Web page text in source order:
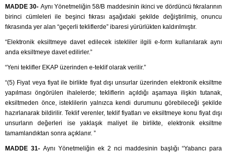
MADDE 30- Aynı Yönetmeliğin 58/B maddesinin ikinci ve dördüncü fıkralarının
birinci cümleleri ile beşinci fıkrası aşağıdaki şekilde değiştirilmiş, onuncu
fıkrasında yer alan “geçerli tekliflerde” ibaresi yürürlükten kaldırılmıştır.
“Elektronik eksiltmeye davet edilecek istekliler ilgili e-form kullanılarak aynı
anda eksiltmeye davet edilirler.”
“Yeni teklifler EKAP üzerinden e-teklif olarak verilir.”
“(5) Fiyat veya fiyat ile birlikte fiyat dışı unsurlar üzerinden elektronik eksiltme
yapılması öngörülen ihalelerde; tekliflerin açıldığı aşamaya ilişkin tutanak,
eksiltmeden önce, isteklilerin yalnızca kendi durumunu görebileceği şekilde
hazırlanarak bildirilir. Teklif verenler, teklif fiyatları ve eksiltmeye konu fiyat dışı
unsurların değerleri ise yaklaşık maliyet ile birlikte, elektronik eksiltme
tamamlandıktan sonra açıklanır. ”
MADDE 31- Aynı Yönetmeliğin ek 2 nci maddesinin başlığı “Yabancı para